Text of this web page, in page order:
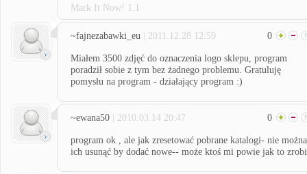
Mark It Now! 1.1
~fajnezabawki_eu | 2011.12.28 12:59 0
Miałem 3500 zdjęć do oznaczenia logo sklepu, program
poradził sobie z tym bez żadnego problemu. Gratuluję
pomysłu na program - działający program :)
~ewana50 | 2010.03.14 20:47 0
program ok , ale jak zresetować pobrane katalogi- nie można
ich usunąć by dodać nowe-- może ktoś mi powie jak to